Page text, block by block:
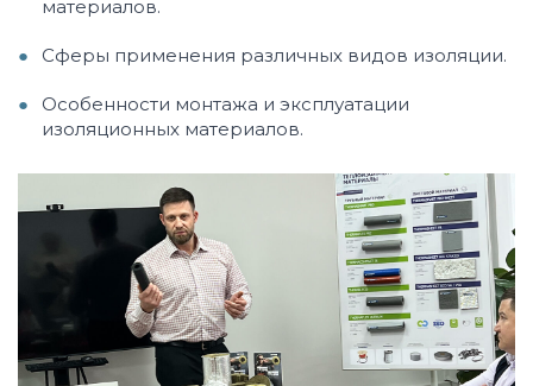
материалов.
Сферы применения различных видов изоляции.
Особенности монтажа и эксплуатации
изоляционных материалов.